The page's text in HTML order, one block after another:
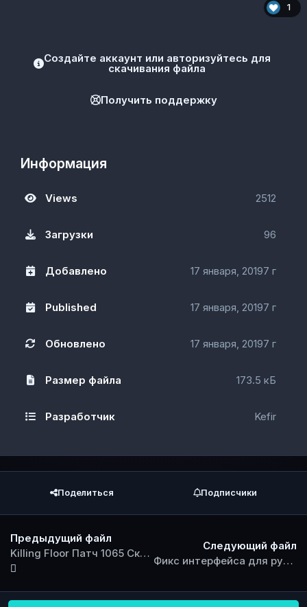
1
Создайте аккаунт или авторизуйтесь для
скачивания файла
Получить поддержку
Информация
Views 2512
Загрузки 96
Добавлено 17 января, 20197 г
Published 17 января, 20197 г
Обновлено 17 января, 20197 г
Размер файла 173.5 кБ
Разработчик Kefir
Поделиться Подписчики
Предыдущий файл
Killing Floor Патч 1065 Скачать
Следующий файл
Фикс интерфейса для русскоязычной локализации